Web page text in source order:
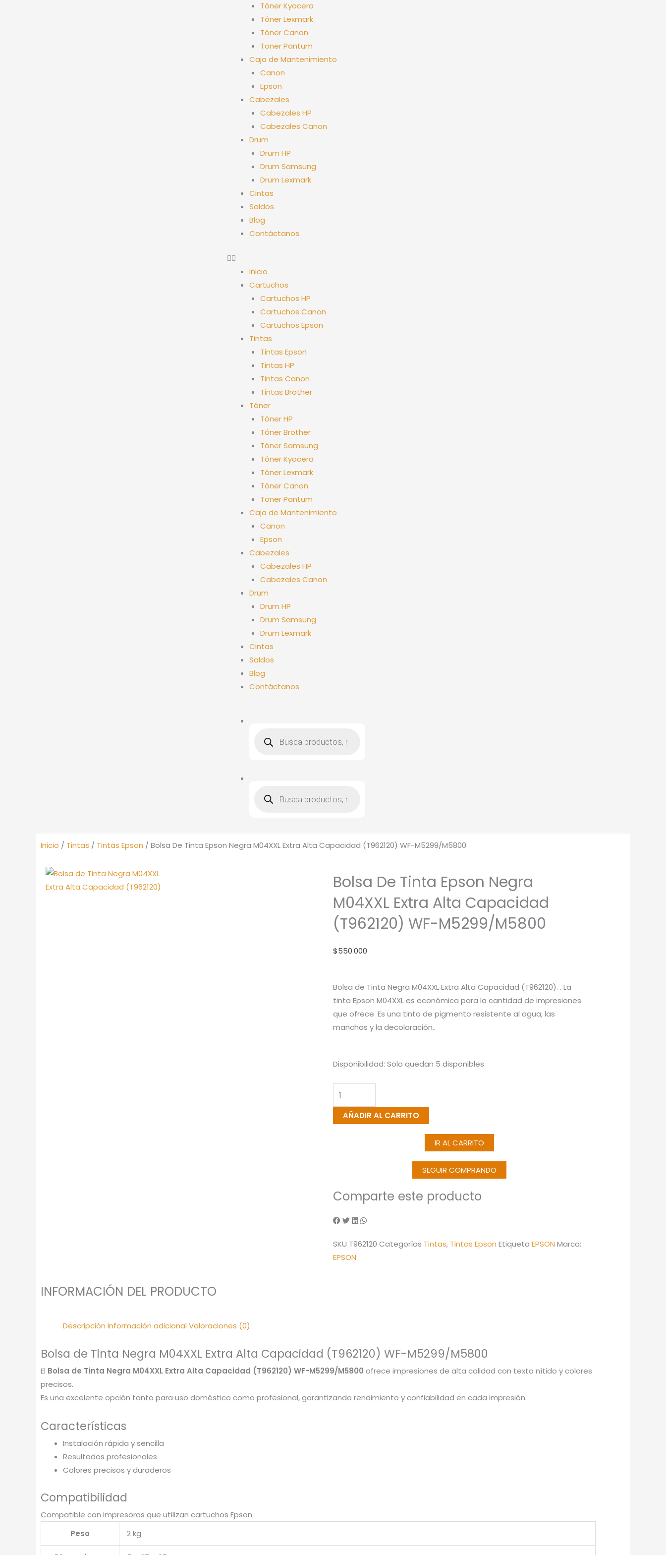
f
Tóner Kyocera
Tóner Lexmark
Tóner Canon
Toner Pantum
Caja de Mantenimiento
Canon
Epson
Cabezales
Cabezales HP
Cabezales Canon
Drum
Drum HP
Drum Samsung
Drum Lexmark
Cintas
Saldos
Blog
Contáctanos
Inicio
Cartuchos
Cartuchos HP
Cartuchos Canon
Cartuchos Epson
Tintas
Tintas Epson
Tintas HP
Tintas Canon
Tintas Brother
Tóner
Tóner HP
Tóner Brother
Tóner Samsung
Tóner Kyocera
Tóner Lexmark
Tóner Canon
Toner Pantum
Caja de Mantenimiento
Canon
Epson
Cabezales
Cabezales HP
Cabezales Canon
Drum
Drum HP
Drum Samsung
Drum Lexmark
Cintas
Saldos
Blog
Contáctanos
productos
productos
Inicio / Tintas / Tintas Epson / Bolsa De Tinta Epson Negra M04XXL Extra Alta Capacidad (T962120) WF-M5299/M5800
Bolsa De Tinta Epson Negra
M04XXL Extra Alta Capacidad
(T962120) WF-M5299/M5800
$550.000
Bolsa de Tinta Negra M04XXL Extra Alta Capacidad (T962120). . La
tinta Epson M04XXL es económica para la cantidad de impresiones
que ofrece. Es una tinta de pigmento resistente al agua, las
manchas y la decoloración..
Disponibilidad: Solo quedan 5 disponibles
Bolsa
Tinta
Negra
WF-
cantidad
AÑADIR AL CARRITO
IR AL CARRITO
SEGUIR COMPRANDO
Comparte este producto
SKU T962120 Categorías Tintas, Tintas Epson Etiqueta EPSON Marca:
EPSON
INFORMACIÓN DEL PRODUCTO
Descripción Información adicional Valoraciones (0)
Bolsa de Tinta Negra M04XXL Extra Alta Capacidad (T962120) WF-M5299/M5800
El Bolsa de Tinta Negra M04XXL Extra Alta Capacidad (T962120) WF-M5299/M5800 ofrece impresiones de alta calidad con texto nítido y colores
precisos.
Es una excelente opción tanto para uso doméstico como profesional, garantizando rendimiento y confiabilidad en cada impresión.
Características
Instalación rápida y sencilla
Resultados profesionales
Colores precisos y duraderos
Compatibilidad
Compatible con impresoras que utilizan cartuchos Epson .
Peso
2 kg